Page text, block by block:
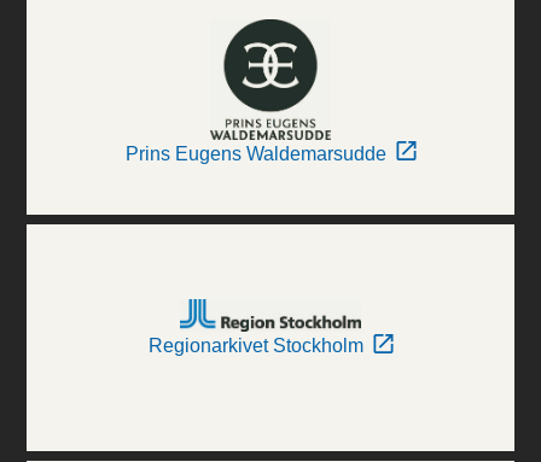
Prins Eugens Waldemarsudde
Regionarkivet Stockholm